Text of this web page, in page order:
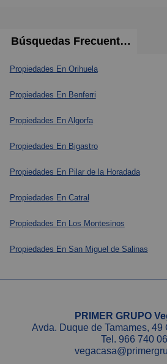
Búsquedas Frecuentes
Propiedades En Orihuela
Propiedades En Benferri
Propiedades En Algorfa
Propiedades En Bigastro
Propiedades En Pilar de la Horadada
Propiedades En Catral
Propiedades En Los Montesinos
Propiedades En San Miguel de Salinas
PRIMER GRUPO
Avda. Duque de Tamames, 49
Tel. 966 740